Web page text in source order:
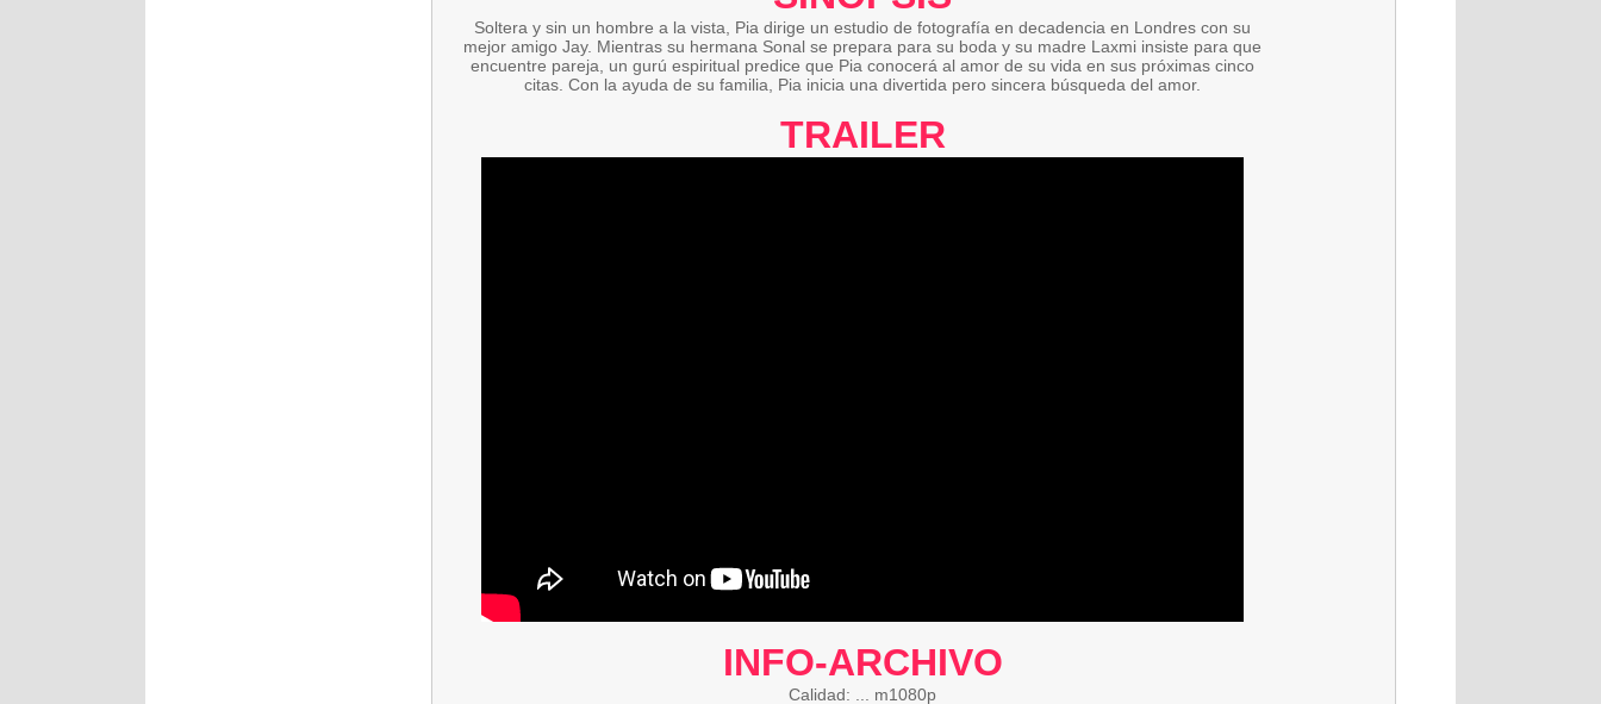
Soltera y sin un hombre a la vista, Pia dirige un estudio de fotografía en decadencia en Londres con su
mejor amigo Jay. Mientras su hermana Sonal se prepara para su boda y su madre Laxmi insiste para que
encuentre pareja, un gurú espiritual predice que Pia conocerá al amor de su vida en sus próximas cinco
citas. Con la ayuda de su familia, Pia inicia una divertida pero sincera búsqueda del amor.
TRAILER
INFO-ARCHIVO
Calidad: ... m1080p